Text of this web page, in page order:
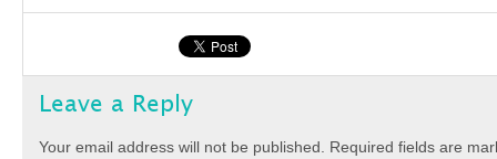
Leave a Reply
Your email address will not be published. Required fields are